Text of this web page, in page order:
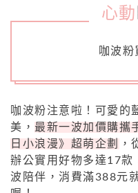
心動
咖波粉
咖波粉注意啦！可愛的
美， 最新一波加價購攜
日小浪漫》超萌企劃
，
辦公實用好物多達17款
波陪伴，消費滿388元